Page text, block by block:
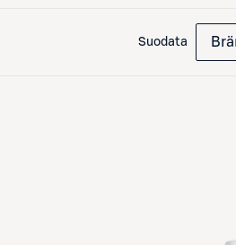
Suodata